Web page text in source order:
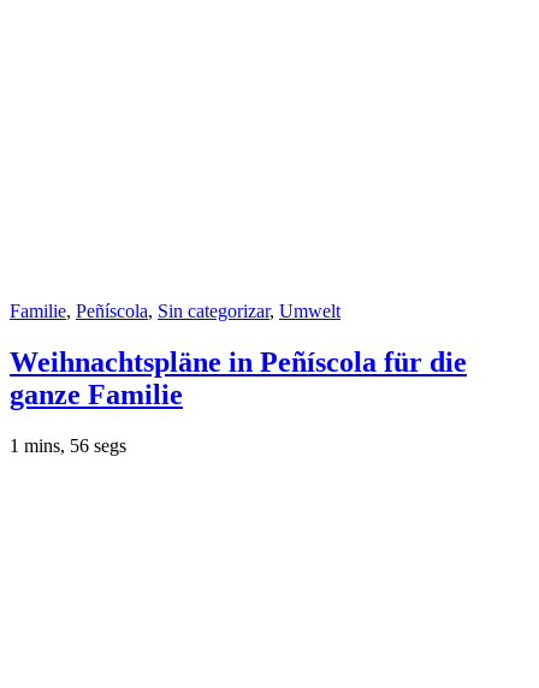
Familie, Peñíscola, Sin categorizar, Umwelt
Weihnachtspläne in Peñíscola für die
ganze Familie
1 mins, 56 segs